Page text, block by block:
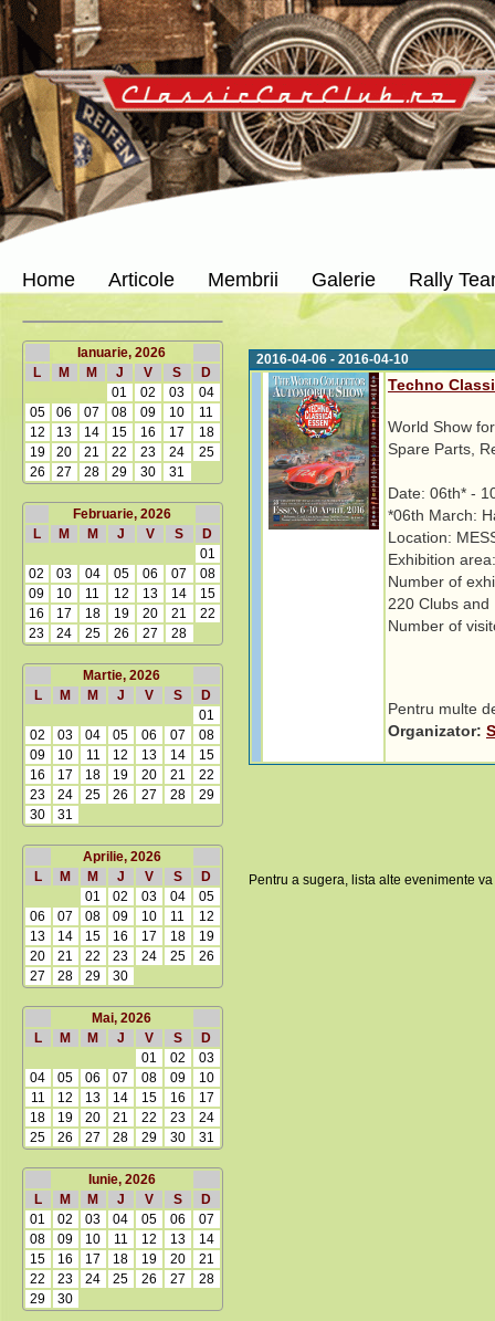
Home Articole Membrii Galerie Rally
Ianuarie, 2026
L
M M J V S
D
01
02 03
04
05
06 07 08 09 10
11
12
13 14 15 16 17
18
19
20 21 22 23 24
25
26
27 28 29 30 31
Februarie, 2026
L
M M J V S
D
01
02
03 04 05 06 07
08
09
10 11 12 13 14
15
16
17 18 19 20 21
22
23
24 25 26 27 28
Martie, 2026
L
M M J V S
D
01
02
03 04 05 06 07
08
09
10 11 12 13 14
15
16
17 18 19 20 21
22
23
24 25 26 27 28
29
30
31
Aprilie, 2026
L
M M J V S
D
01
02 03 04
05
06
07 08 09 10 11
12
13
14 15 16 17 18
19
20
21 22 23 24 25
26
27
28 29 30
Mai, 2026
L
M M J V S
D
01
02
03
04
05 06 07 08 09
10
11
12 13 14 15 16
17
18
19 20 21 22 23
24
25
26 27 28 29 30 31
Iunie, 2026
L
M M J V S
D
01
02 03 04 05 06
07
08
09 10 11 12 13
14
15
16 17 18 19 20
21
22
23 24 25 26 27
28
29
30
2016-04-06 - 2016-04-10
Techno
World Show
Spare Parts,
Date: 06th* -
*06th March:
Location:
Exhibition
Number of
220 Clubs and
Number of
Pentru multe
Organizator:
Pentru a sugera, lista alte evenimente